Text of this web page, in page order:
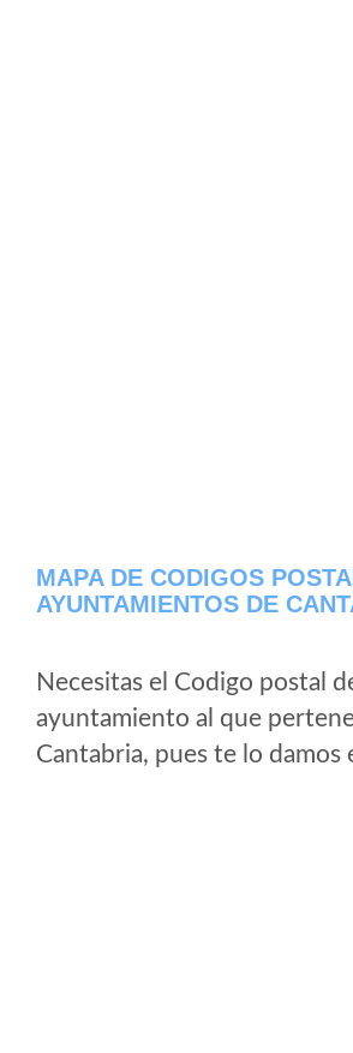
MAPA DE CODIGOS
AYUNTAMIENTOS DE
Necesitas el Codigo postal
ayuntamiento al que
Cantabria, pues te lo damos